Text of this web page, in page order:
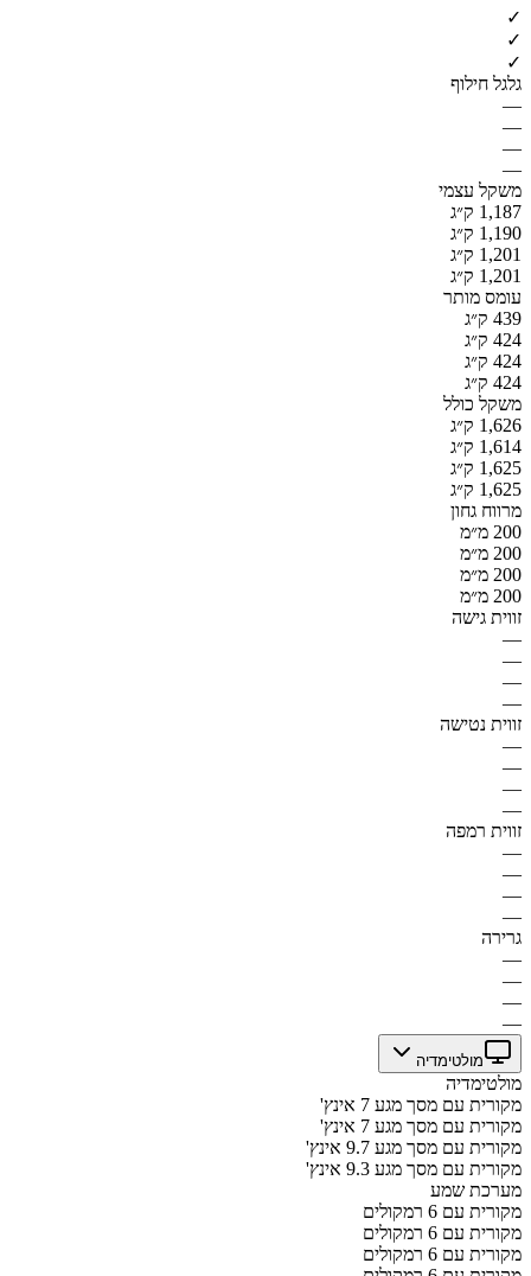
✓
✓
✓
גלגל חילוף
—
—
—
—
משקל עצמי
1,187 ק״ג
1,190 ק״ג
1,201 ק״ג
1,201 ק״ג
עומס מותר
439 ק״ג
424 ק״ג
424 ק״ג
424 ק״ג
משקל כולל
1,626 ק״ג
1,614 ק״ג
1,625 ק״ג
1,625 ק״ג
מרווח גחון
200 מ״מ
200 מ״מ
200 מ״מ
200 מ״מ
זווית גישה
—
—
—
—
זווית נטישה
—
—
—
—
זווית רמפה
—
—
—
—
גרירה
—
—
—
—
מולטימדיה
מולטימדיה
מקורית עם מסך מגע 7 אינץ'
מקורית עם מסך מגע 7 אינץ'
מקורית עם מסך מגע 9.7 אינץ'
מקורית עם מסך מגע 9.3 אינץ'
מערכת שמע
מקורית עם 6 רמקולים
מקורית עם 6 רמקולים
מקורית עם 6 רמקולים